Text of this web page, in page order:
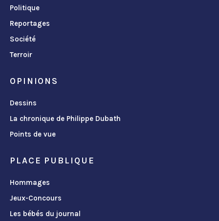
Politique
Reportages
Société
Terroir
OPINIONS
Dessins
La chronique de Philippe Dubath
Points de vue
PLACE PUBLIQUE
Hommages
Jeux-Concours
Les bébés du journal